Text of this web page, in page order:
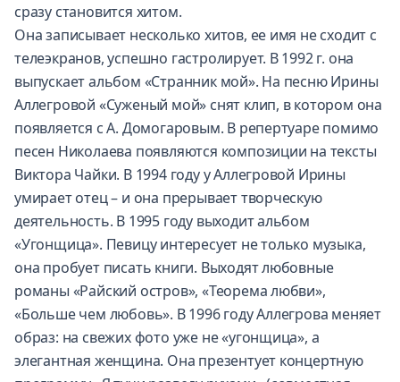
сразу становится хитом.
Она записывает несколько хитов, ее имя не сходит с
телеэкранов, успешно гастролирует. В 1992 г. она
выпускает альбом «Странник мой». На песню Ирины
Аллегровой «Суженый мой» снят клип, в котором она
появляется с А. Домогаровым. В репертуаре помимо
песен Николаева появляются композиции на тексты
Виктора Чайки. В 1994 году у Аллегровой Ирины
умирает отец – и она прерывает творческую
деятельность. В 1995 году выходит альбом
«Угонщица». Певицу интересует не только музыка,
она пробует писать книги. Выходят любовные
романы «Райский остров», «Теорема любви»,
«Больше чем любовь». В 1996 году Аллегрова меняет
образ: на свежих фото уже не «угонщица», а
элегантная женщина. Она презентует концертную